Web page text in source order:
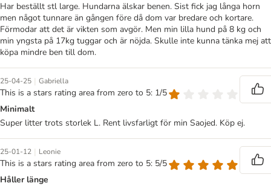
Har beställt stl large. Hundarna älskar benen. Sist fick jag långa horn
men något tunnare än gången före då dom var bredare och kortare.
Förmodar att det är vikten som avgör. Men min lilla hund på 8 kg och
min yngsta på 17kg tuggar och är nöjda. Skulle inte kunna tänka mej att
köpa mindre ben till dom.
25-04-25 | Gabriella
This is a stars rating area from zero to 5: 1/5
Minimalt
Super litter trots storlek L. Rent livsfarligt för min Saojed. Köp ej.
25-01-12 | Leonie
This is a stars rating area from zero to 5: 5/5
Håller länge